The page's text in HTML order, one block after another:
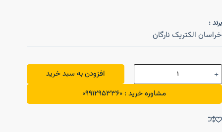
برند :
خراسان الکتریک نارگان
افزودن به سبد خرید
مشاوره خرید : 09912953360